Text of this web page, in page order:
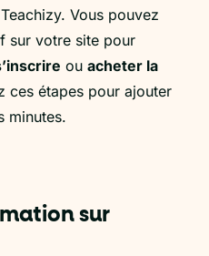
Vous pouvez
sur votre site pour
ou acheter la
ces étapes pour ajouter
minutes.
sur